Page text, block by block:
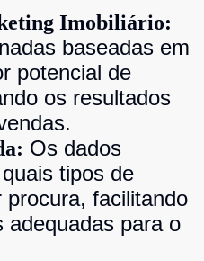
Imobiliário:
baseadas em
potencial de
os resultados
Os dados
tipos de
facilitando
adequadas para o